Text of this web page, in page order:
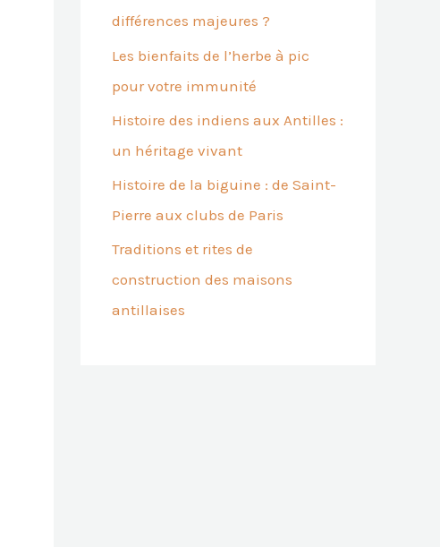
différences majeures ?
Les bienfaits de l’herbe à pic
pour votre immunité
Histoire des indiens aux Antilles :
un héritage vivant
Histoire de la biguine : de Saint-
Pierre aux clubs de Paris
Traditions et rites de
construction des maisons
antillaises